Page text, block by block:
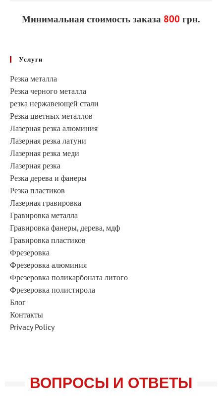
Минимальная стоимость заказа 800 грн.
Услуги
Резка металла
Резка черного металла
резка нержавеющей стали
Резка цветных металлов
Лазерная резка алюминия
Лазерная резка латуни
Лазерная резка меди
Лазерная резка
Резка дерева и фанеры
Резка пластиков
Лазерная гравировка
Гравировка металла
Гравировка фанеры, дерева, мдф
Гравировка пластиков
Фрезеровка
Фрезеровка алюминия
Фрезеровка поликарбоната литого
Фрезеровка полистирола
Блог
Контакты
Privacy Policy
ВОПРОСЫ И ОТВЕТЫ